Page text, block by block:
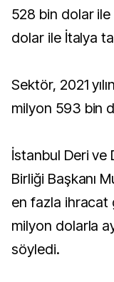
528 bin dolar ile
dolar ile İtalya
Sektör, 2021
milyon 593 bin
İstanbul Deri ve
Birliği Başkanı
en fazla ihracat
milyon dolarla
söyledi.